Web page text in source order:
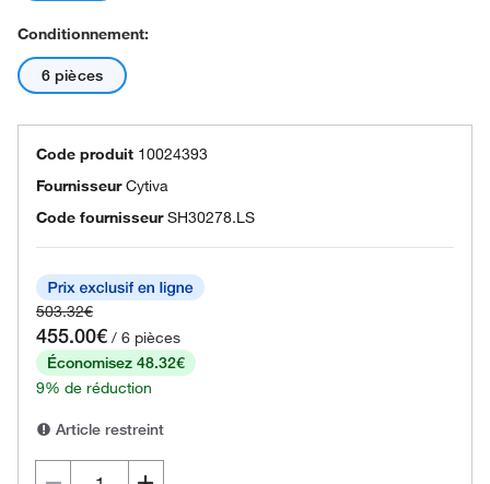
Conditionnement:
6 pièces
Code produit 10024393
FournisseurCytiva
Code fournisseur SH30278.LS
503.32€
455.00€ / 6 pièces
Économisez 48.32€
9% de réduction
Article restreint